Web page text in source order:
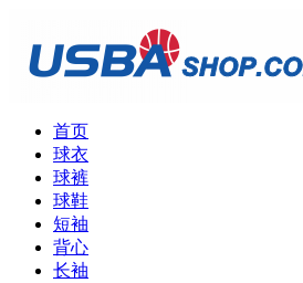
首页
球衣
球裤
球鞋
短袖
背心
长袖